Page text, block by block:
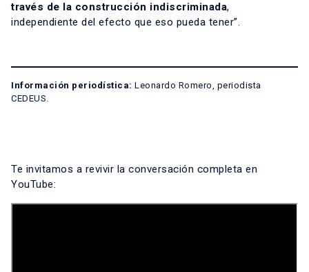
través de la construcción indiscriminada,
independiente del efecto que eso pueda tener”.
Información periodística: Leonardo Romero, periodista
CEDEUS.
Te invitamos a revivir la conversación completa en
YouTube: